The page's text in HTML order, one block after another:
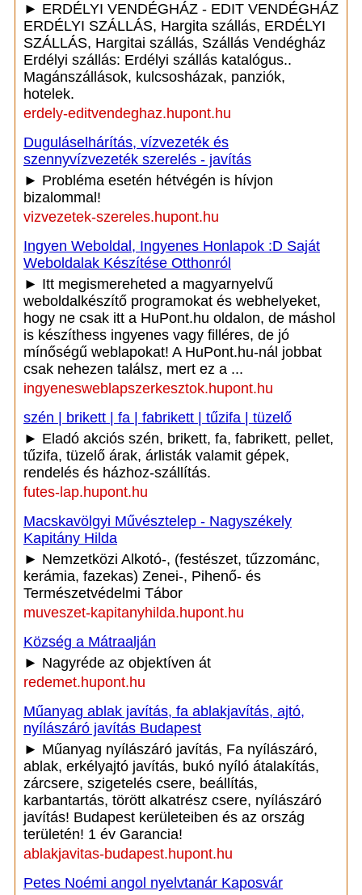
► ERDÉLYI VENDÉGHÁZ - EDIT VENDÉGHÁZ
ERDÉLYI SZÁLLÁS, Hargita szállás, ERDÉLYI
SZÁLLÁS, Hargitai szállás, Szállás Vendégház
Erdélyi szállás: Erdélyi szállás katalógus..
Magánszállások, kulcsosházak, panziók,
hotelek.
erdely-editvendeghaz.hupont.hu
Duguláselhárítás, vízvezeték és
szennyvízvezeték szerelés - javítás
► Probléma esetén hétvégén is hívjon
bizalommal!
vizvezetek-szereles.hupont.hu
Ingyen Weboldal, Ingyenes Honlapok :D Saját
Weboldalak Készítése Otthonról
► Itt megismereheted a magyarnyelvű
weboldalkészítő programokat és webhelyeket,
hogy ne csak itt a HuPont.hu oldalon, de máshol
is készíthess ingyenes vagy filléres, de jó
mínőségű weblapokat! A HuPont.hu-nál jobbat
csak nehezen találsz, mert ez a ...
ingyenesweblapszerkesztok.hupont.hu
szén | brikett | fa | fabrikett | tűzifa | tüzelő
► Eladó akciós szén, brikett, fa, fabrikett, pellet,
tűzifa, tüzelő árak, árlisták valamit gépek,
rendelés és házhoz-szállítás.
futes-lap.hupont.hu
Macskavölgyi Művésztelep - Nagyszékely
Kapitány Hilda
► Nemzetközi Alkotó-, (festészet, tűzzománc,
kerámia, fazekas) Zenei-, Pihenő- és
Természetvédelmi Tábor
muveszet-kapitanyhilda.hupont.hu
Község a Mátraalján
► Nagyréde az objektíven át
redemet.hupont.hu
Műanyag ablak javítás, fa ablakjavítás, ajtó,
nyílászáró javítás Budapest
► Műanyag nyílászáró javítás, Fa nyílászáró,
ablak, erkélyajtó javítás, bukó nyíló átalakítás,
zárcsere, szigetelés csere, beállítás,
karbantartás, törött alkatrész csere, nyílászáró
javítás! Budapest kerületeiben és az ország
területén! 1 év Garancia!
ablakjavitas-budapest.hupont.hu
Petes Noémi angol nyelvtanár Kaposvár